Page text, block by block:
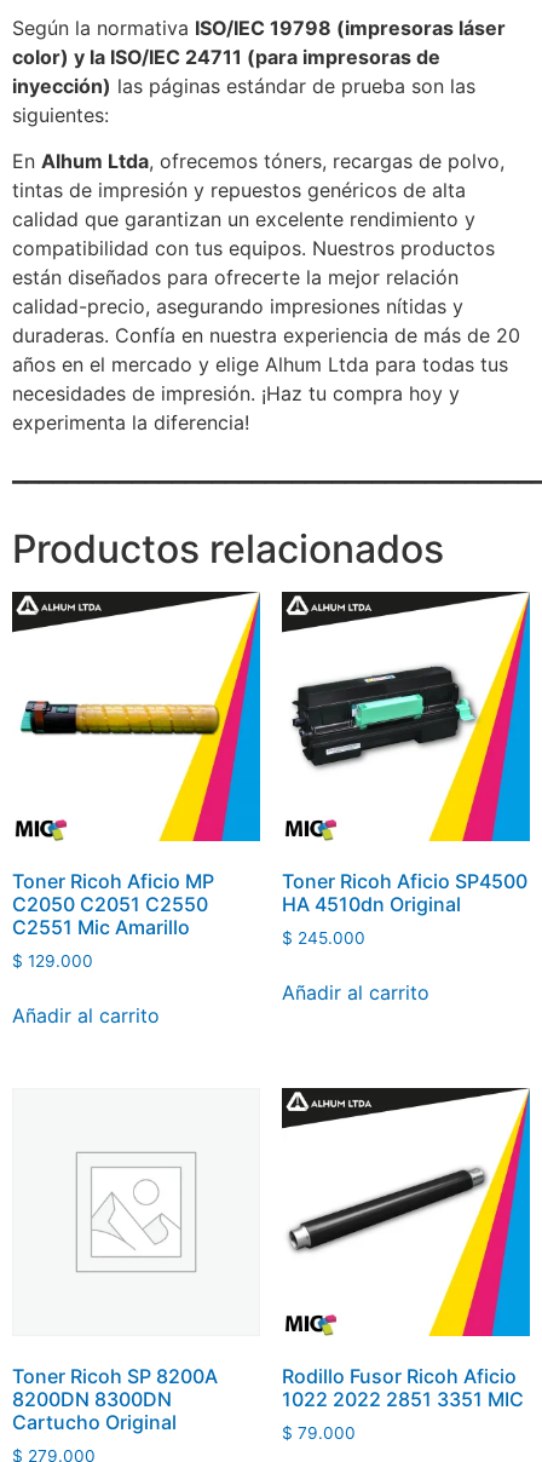
Según la normativa ISO/IEC 19798 (impresoras láser
color) y la ISO/IEC 24711 (para impresoras de
inyección) las páginas estándar de prueba son las
siguientes:
En Alhum Ltda, ofrecemos tóners, recargas de polvo,
tintas de impresión y repuestos genéricos de alta
calidad que garantizan un excelente rendimiento y
compatibilidad con tus equipos. Nuestros productos
están diseñados para ofrecerte la mejor relación
calidad-precio, asegurando impresiones nítidas y
duraderas. Confía en nuestra experiencia de más de 20
años en el mercado y elige Alhum Ltda para todas tus
necesidades de impresión. ¡Haz tu compra hoy y
experimenta la diferencia!
Productos relacionados
Toner Ricoh Aficio MP
C2050 C2051 C2550
C2551 Mic Amarillo
$ 129.000
Añadir al carrito
Toner Ricoh Aficio SP4500
HA 4510dn Original
$ 245.000
Añadir al carrito
Toner Ricoh SP 8200A
8200DN 8300DN
Cartucho Original
$ 279.000
Rodillo Fusor Ricoh Aficio
1022 2022 2851 3351 MIC
$ 79.000